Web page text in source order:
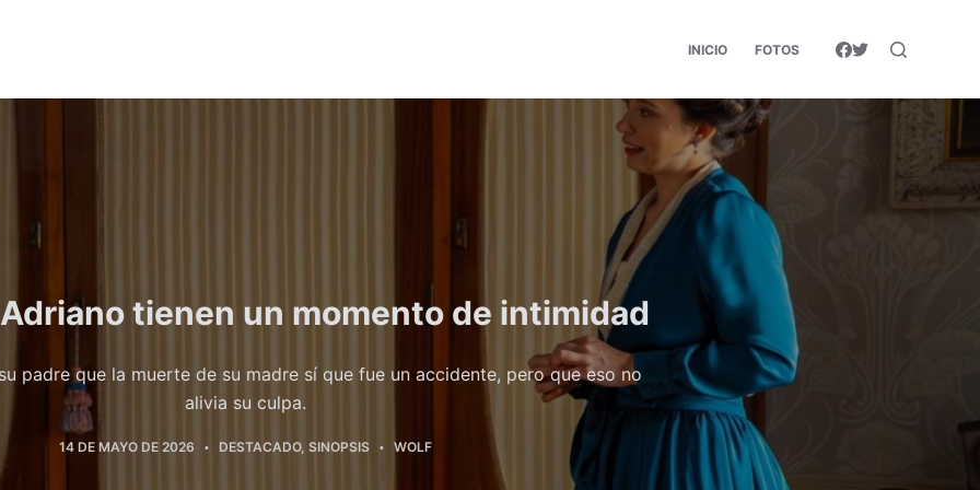
INICIO FOTOS
tienen un momento de intimidad
padre que la muerte de su madre sí que fue un accidente, pero que eso no
alivia su culpa.
14 DE MAYO DE 2026 DESTACADO, SINOPSIS WOLF